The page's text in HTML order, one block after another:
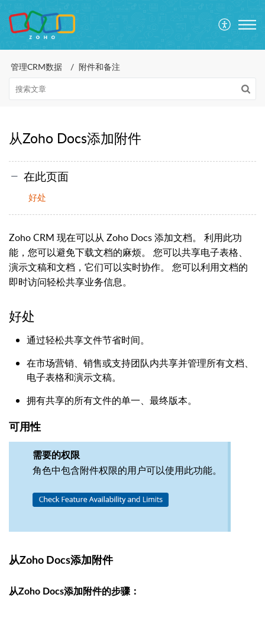
管理CRM数据 附件和备注
从Zoho Docs添加附件
在此页面
好处
Zoho CRM 现在可以从 Zoho Docs 添加文档。 利用此功
能，您可以避免下载文档的麻烦。 您可以共享电子表格、
演示文稿和文档，它们可以实时协作。 您可以利用文档的
即时访问轻松共享业务信息。
好处
通过轻松共享文件节省时间。
在市场营销、销售或支持团队内共享并管理所有文档、
电子表格和演示文稿。
拥有共享的所有文件的单一、最终版本。
可用性
需要的权限
角色中包含附件权限的用户可以使用此功能。
从Zoho Docs添加附件
从Zoho Docs添加附件的步骤：